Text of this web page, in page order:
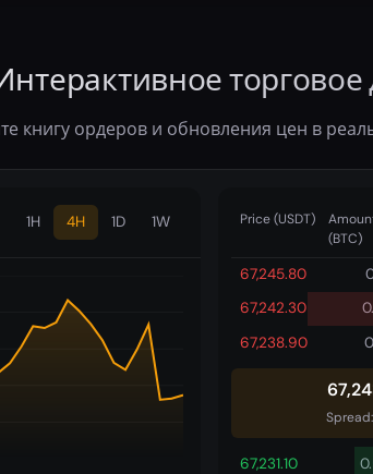
книгу ордеров и обновления цен в
1H 4H 1D 1W Price (USDT)
(BTC)
67,245.80
67,242.30
67,238.90
67,231.10